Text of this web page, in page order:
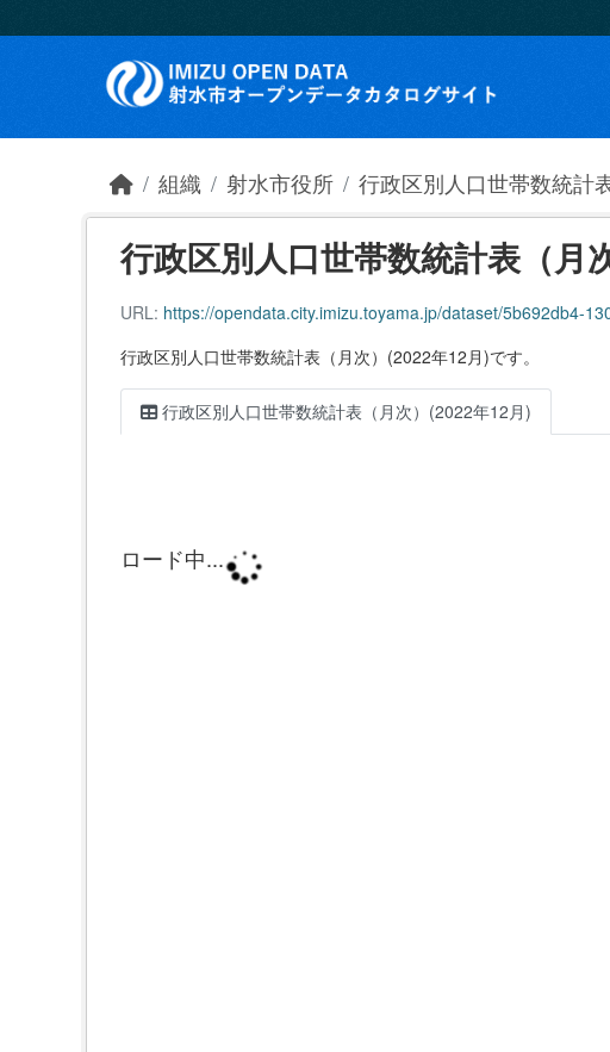
組織 射水市役所 行政区別人口世帯数統計
行政区別人口世帯数統計表（月
URL: https://opendata.city.imizu.toyama.jp/dataset/5b692db4-1303-
行政区別人口世帯数統計表（月次）(2022年12月)です。
行政区別人口世帯数統計表（月次）(2022年12月)